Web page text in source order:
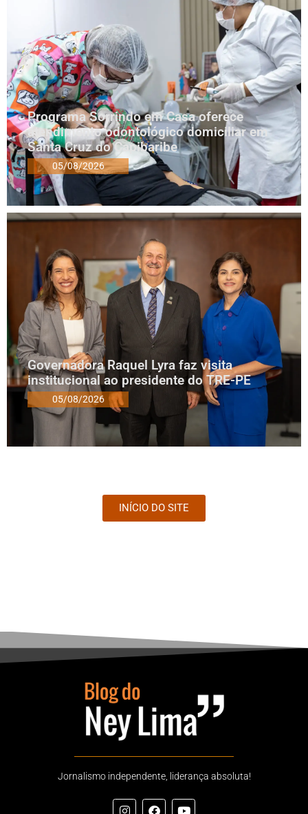
Programa Sorrindo em Casa oferece
atendimento odontológico domiciliar em
Santa Cruz do Capibaribe
05/08/2026
Governadora Raquel Lyra faz visita
institucional ao presidente do TRE-PE
05/08/2026
INÍCIO DO SITE
Jornalismo independente, liderança absoluta!